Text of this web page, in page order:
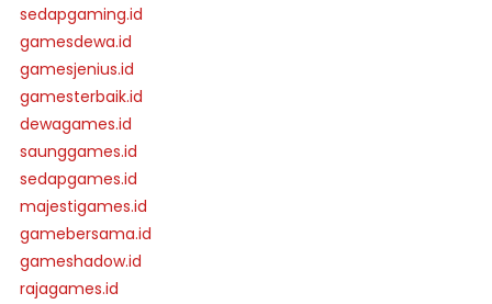
sedapgaming.id
gamesdewa.id
gamesjenius.id
gamesterbaik.id
dewagames.id
saunggames.id
sedapgames.id
majestigames.id
gamebersama.id
gameshadow.id
rajagames.id